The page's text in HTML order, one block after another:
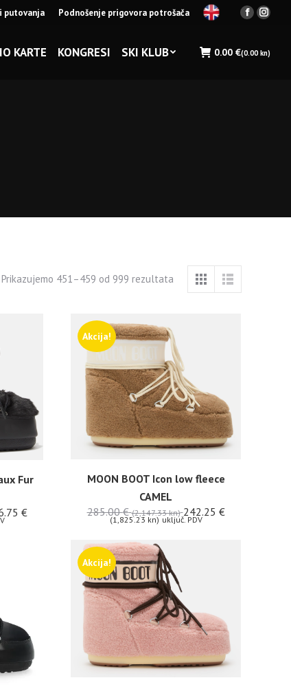
putovanja Podnošenje prigovora potrošača
Facebook
in
in
KARTE KONGRESI SKI KLUB 0.00 €(0.00 kn)
Prikazujemo 451–459 od 999 rezultata
Fur
€
Akcija!
MOON BOOT Icon low fleece
CAMEL
285.00€ (2,147.33 kn) 242.25 €
(1,825.23 kn) uključ. PDV
Akcija!